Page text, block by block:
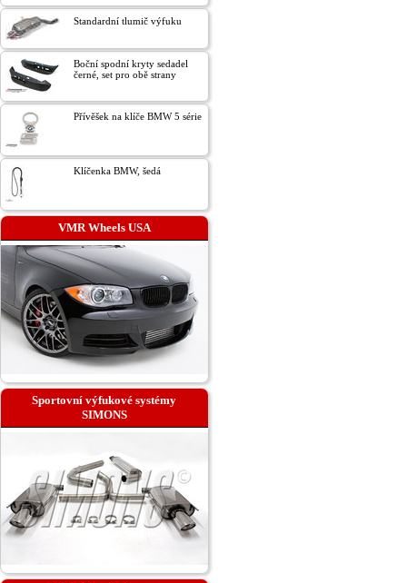
Standardní tlumič výfuku
Boční spodní kryty sedadel
černé, set pro obě strany
Přívěšek na klíče BMW 5 série
Klíčenka BMW, šedá
VMR Wheels USA
Sportovní výfukové systémy
SIMONS